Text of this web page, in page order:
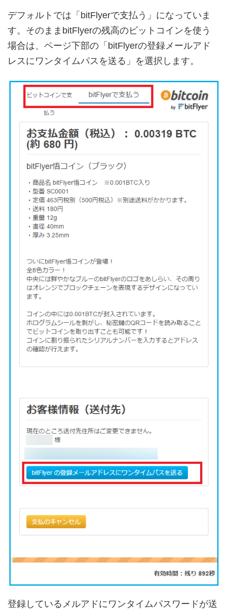
デフォルトでは「bitFlyerで支払う」になっていま
す。そのままbitFlyerの残高のビットコインを使う
場合は、ページ下部の「bitFlyerの登録メールアド
レスにワンタイムパスを送る」を選択します。
登録しているメルアドにワンタイムパスワードが送